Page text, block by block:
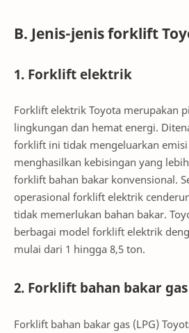
B. Jenis-jenis forklift
1. Forklift elektrik
Forklift elektrik Toyota merupakan
lingkungan dan hemat energi.
forklift ini tidak mengeluarkan emisi
menghasilkan kebisingan yang
forklift bahan bakar konvensional.
operasional forklift elektrik
tidak memerlukan bahan bakar.
berbagai model forklift elektrik
mulai dari 1 hingga 8,5 ton.
2. Forklift bahan bakar gas
Forklift bahan bakar gas (LPG)